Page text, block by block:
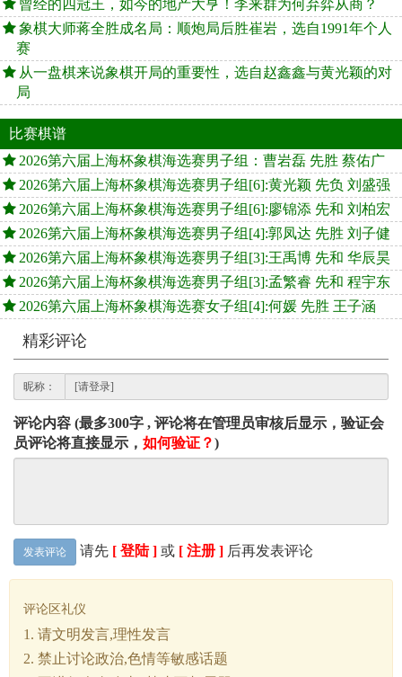
曾经的四冠王，如今的地产大亨！李来群为何弃弈从商？
象棋大师蒋全胜成名局：顺炮局后胜崔岩，选自1991年个人
赛
从一盘棋来说象棋开局的重要性，选自赵鑫鑫与黄光颖的对
局
比赛棋谱
2026第六届上海杯象棋海选赛男子组：曹岩磊 先胜 蔡佑广
2026第六届上海杯象棋海选赛男子组[6]:黄光颖 先负 刘盛强
2026第六届上海杯象棋海选赛男子组[6]:廖锦添 先和 刘柏宏
2026第六届上海杯象棋海选赛男子组[4]:郭凤达 先胜 刘子健
2026第六届上海杯象棋海选赛男子组[3]:王禹博 先和 华辰昊
2026第六届上海杯象棋海选赛男子组[3]:孟繁睿 先和 程宇东
2026第六届上海杯象棋海选赛女子组[4]:何媛 先胜 王子涵
精彩评论
昵称：
评论内容 (最多300字 , 评论将在管理员审核后显示，验证会
员评论将直接显示， 如何验证？)
发表评论 请先 [ 登陆 ] 或 [ 注册 ] 后再发表评论
评论区礼仪
1. 请文明发言,理性发言
2. 禁止讨论政治,色情等敏感话题